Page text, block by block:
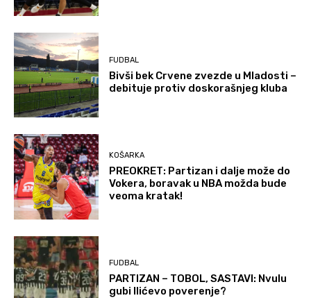
FUDBAL
Bivši bek Crvene zvezde u Mladosti –
debituje protiv doskorašnjeg kluba
KOŠARKA
PREOKRET: Partizan i dalje može do
Vokera, boravak u NBA možda bude
veoma kratak!
FUDBAL
PARTIZAN – TOBOL, SASTAVI: Nvulu
gubi Ilićevo poverenje?